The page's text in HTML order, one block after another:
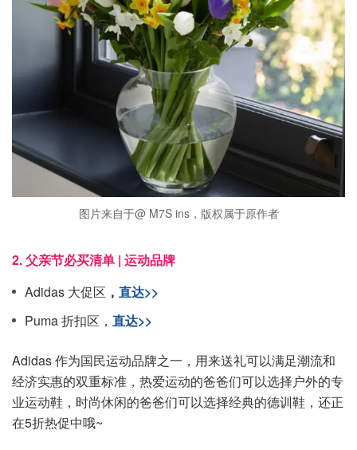
图片来自于@ M7S ins，版权属于原作者
2. 父亲节必买清单 | 运动品牌
Adidas 大促区 ， 直达>>
Puma 折扣区， 直达>>
Adidas 作为国民运动品牌之一，用来送礼可以满足潮流和
经济实惠的双重标准，热爱运动的爸爸们可以选择户外的专
业运动鞋，时尚休闲的爸爸们可以选择经典的德训鞋，还正
在5折热促中哦~